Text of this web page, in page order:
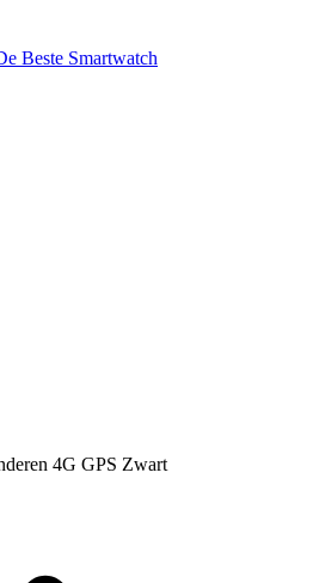
Beste Smartwatch
4G GPS Zwart